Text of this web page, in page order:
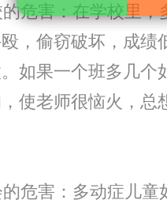
危害：在学校里，
，偷窃破坏，成绩
如果一个班多几个
使老师很恼火，总
危害：多动症儿童